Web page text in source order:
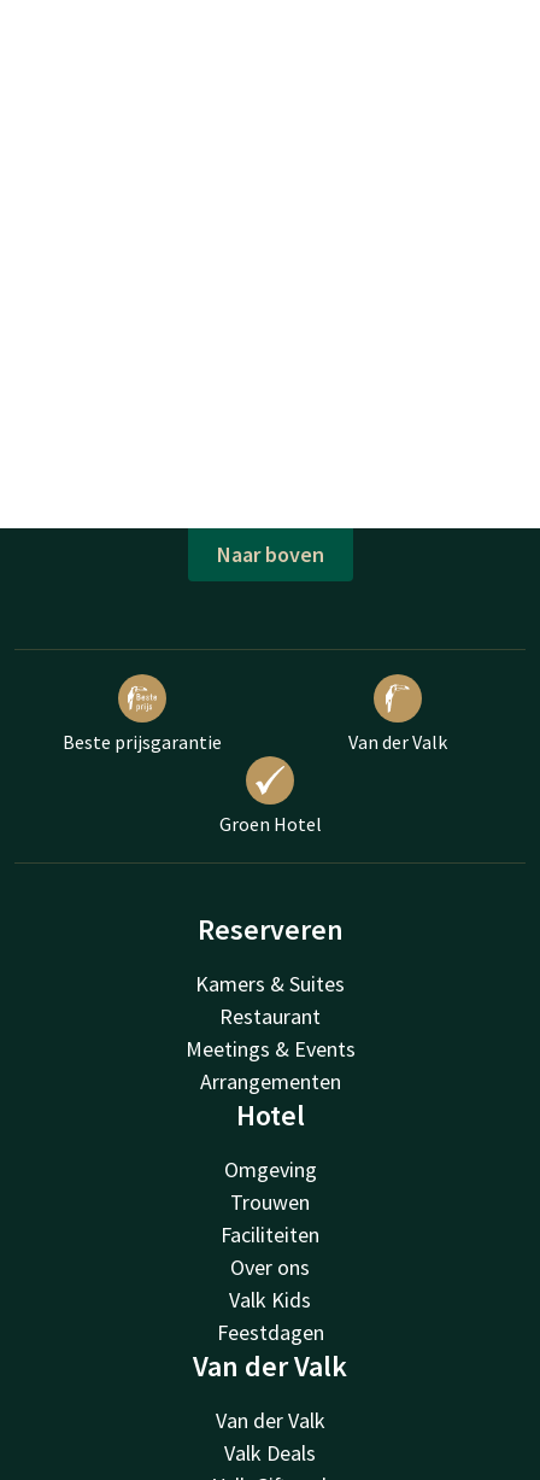
Naar boven
Beste prijsgarantie Van der Valk
Groen Hotel
Reserveren
Kamers & Suites
Restaurant
Meetings & Events
Arrangementen
Hotel
Omgeving
Trouwen
Faciliteiten
Over ons
Valk Kids
Feestdagen
Van der Valk
Van der Valk
Valk Deals